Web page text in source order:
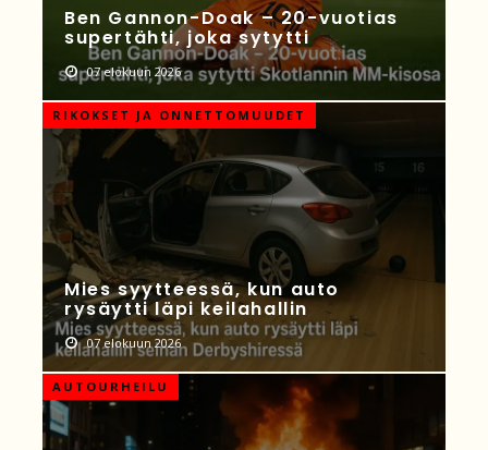
Ben Gannon-Doak – 20-vuotias
supertähti, joka sytytti
07 elokuun 2026
RIKOKSET JA ONNETTOMUUDET
Mies syytteessä, kun auto
rysäytti läpi keilahallin
07 elokuun 2026
AUTOURHEILU